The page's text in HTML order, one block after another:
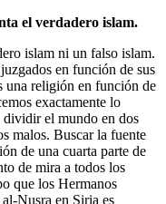
el verdadero islam.
islam ni un falso islam.
en función de sus
una religión en función de
exactamente lo
dividir el mundo en dos
malos. Buscar la fuente
de una cuarta parte de
de mira a todos los
que los Hermanos
Nusra en Siria es